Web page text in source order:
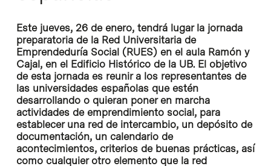
Este jueves, 26 de enero, tendrá lugar la jornada
preparatoria de la Red Universitaria de
Emprendeduría Social (RUES) en el aula Ramón y
Cajal, en el Edificio Histórico de la UB. El objetivo
de esta jornada es reunir a los representantes de
las universidades españolas que estén
desarrollando o quieran poner en marcha
actividades de emprendimiento social, para
establecer una red de intercambio, un depósito de
documentación, un calendario de
acontecimientos, criterios de buenas prácticas, así
como cualquier otro elemento que la red